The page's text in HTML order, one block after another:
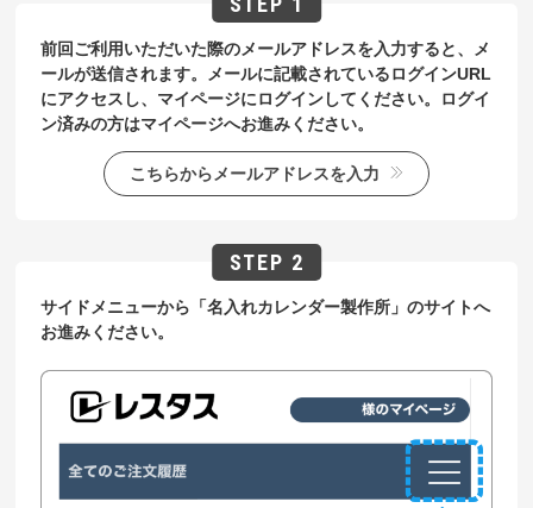
前回ご利用いただいた際のメールアドレスを入力すると、メ
ールが送信されます。メールに記載されているログインURL
にアクセスし、マイページにログインしてください。ログイ
ン済みの方はマイページへお進みください。
こちらからメールアドレスを入力
サイドメニューから「名入れカレンダー製作所」のサイトへ
お進みください。